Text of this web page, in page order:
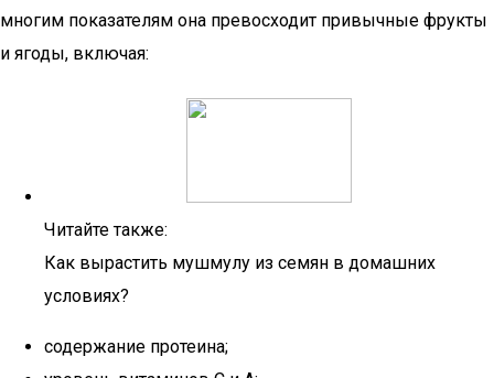
многим показателям она превосходит привычные фрукты
и ягоды, включая:
Читайте также:
Как вырастить мушмулу из семян в домашних
условиях?
содержание протеина;